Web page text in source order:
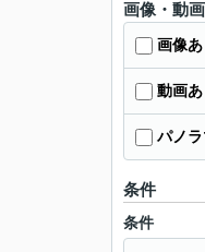
画像・動
画像あ
動画あ
パノラ
条件
条件